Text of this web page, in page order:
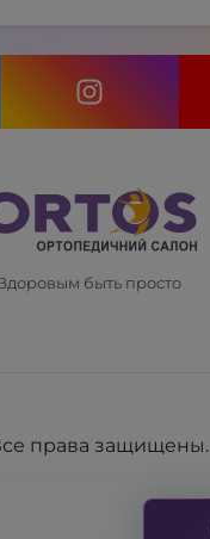
быть просто
права защищены.